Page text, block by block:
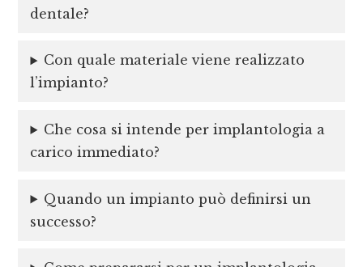
dentale?
Con quale materiale viene realizzato
l’impianto?
Che cosa si intende per implantologia a
carico immediato?
Quando un impianto può definirsi un
successo?